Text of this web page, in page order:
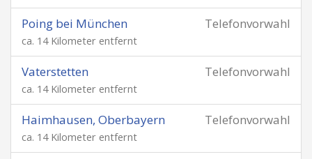
Telefonvorwahl
Poing bei München
ca. 14 Kilometer entfernt
Telefonvorwahl
Vaterstetten
ca. 14 Kilometer entfernt
Telefonvorwahl
Haimhausen, Oberbayern
ca. 14 Kilometer entfernt